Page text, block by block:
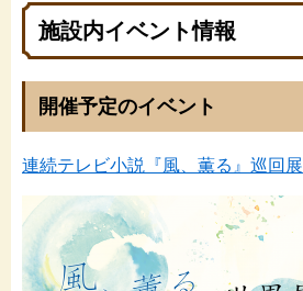
施設内イベント情報
開催予定のイベント
連続テレビ小説『風、薫る』巡回展